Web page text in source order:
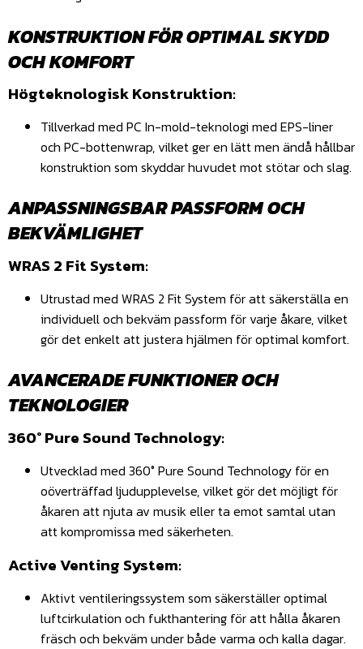
KONSTRUKTION FÖR OPTIMAL SKYDD
OCH KOMFORT
Högteknologisk Konstruktion:
Tillverkad med PC In-mold-teknologi med EPS-liner
och PC-bottenwrap, vilket ger en lätt men ändå hållbar
konstruktion som skyddar huvudet mot stötar och slag.
ANPASSNINGSBAR PASSFORM OCH
BEKVÄMLIGHET
WRAS 2 Fit System:
Utrustad med WRAS 2 Fit System för att säkerställa en
individuell och bekväm passform för varje åkare, vilket
gör det enkelt att justera hjälmen för optimal komfort.
AVANCERADE FUNKTIONER OCH
TEKNOLOGIER
360° Pure Sound Technology:
Utvecklad med 360° Pure Sound Technology för en
oöverträffad ljudupplevelse, vilket gör det möjligt för
åkaren att njuta av musik eller ta emot samtal utan
att kompromissa med säkerheten.
Active Venting System:
Aktivt ventileringssystem som säkerställer optimal
luftcirkulation och fukthantering för att hålla åkaren
fräsch och bekväm under både varma och kalla dagar.